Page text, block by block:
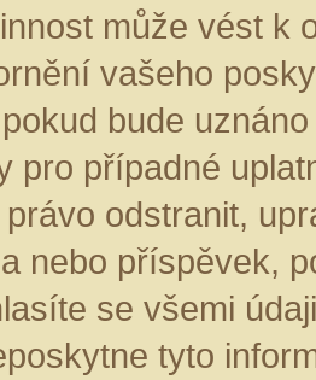
může vést k
vašeho
bude
pro případné
právo odstranit,
nebo příspěvek,
se všemi
tyto